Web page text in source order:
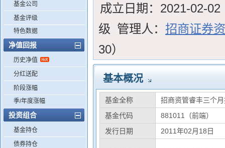
基金公司
基金评级
特色数据
净值回报
历史净值
分红送配
阶段涨幅
季/年度涨幅
投资组合
基金持仓
债券持仓
成立日期： 2021-02-02
级 管理人： 招商证券
30）
基本概况
基金全称
招商资管睿丰三个
基金代码
881011（前端）
发行日期
2011年02月18日